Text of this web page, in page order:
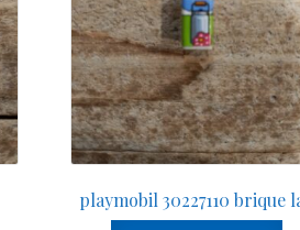
playmobil 30227110 brique